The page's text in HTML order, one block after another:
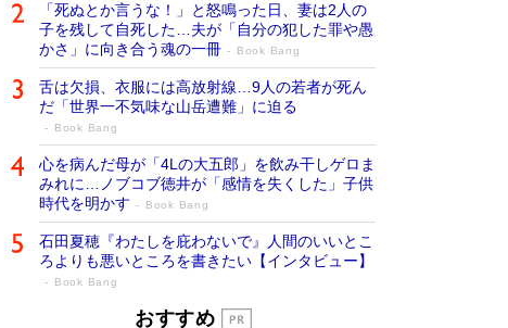
「死ぬとか言うな！」と怒鳴った日、妻は2人の
子を残して自死した…夫が「自分の犯した罪や愚
かさ」に向き合う魂の一冊
Book Bang
舌は欠損、衣服には高放射線…9人の若者が死ん
だ「世界一不気味な山岳遭難」に迫る
Book Bang
心を病んだ母が「4Lの大五郎」を飲み干しゲロま
みれに…ノブコブ徳井が「感情を失くした」子供
時代を明かす
Book Bang
石田夏穂『わたしを庇わないで』人間のいいとこ
ろよりも悪いところを書きたい【インタビュー】
Book Bang
73歳でも働くしかない 「老後レス時代」
おすすめ